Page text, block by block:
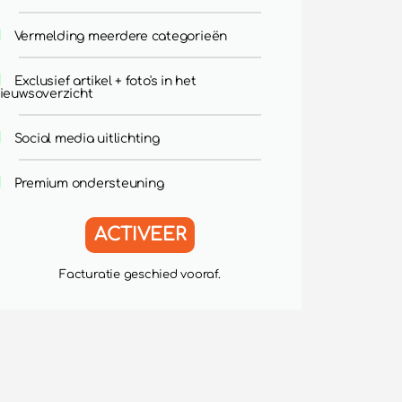
Vermelding meerdere categorieën
Exclusief artikel + foto's in het
Social media uitlichting
Premium ondersteuning
ACTIVEER
Facturatie geschied vooraf.